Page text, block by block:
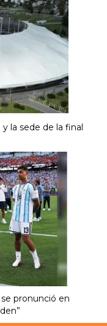
la sede de la final
pronunció en